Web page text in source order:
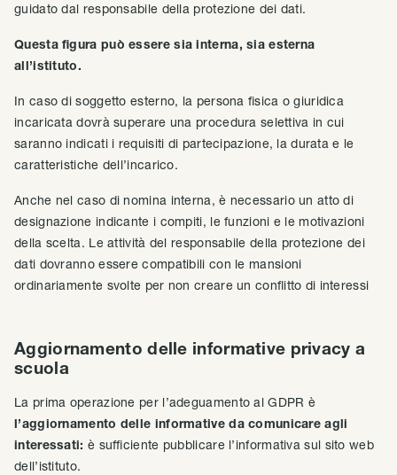
guidato dal responsabile della protezione dei dati.
Questa figura può essere sia interna, sia esterna
all’istituto.
In caso di soggetto esterno, la persona fisica o giuridica
incaricata dovrà superare una procedura selettiva in cui
saranno indicati i requisiti di partecipazione, la durata e le
caratteristiche dell’incarico.
Anche nel caso di nomina interna, è necessario un atto di
designazione indicante i compiti, le funzioni e le motivazioni
della scelta. Le attività del responsabile della protezione dei
dati dovranno essere compatibili con le mansioni
ordinariamente svolte per non creare un conflitto di interessi
Aggiornamento delle informative privacy a
scuola
La prima operazione per l’adeguamento al GDPR è
l’aggiornamento delle informative da comunicare agli
interessati: è sufficiente pubblicare l’informativa sul sito web
dell’istituto.